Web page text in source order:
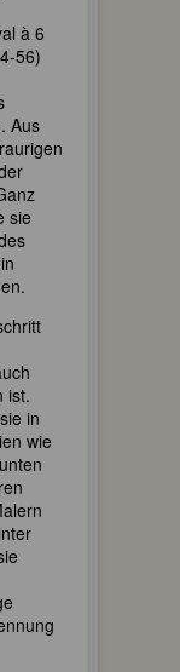
à 6
56)
Aus
sie
ist.
in
wie